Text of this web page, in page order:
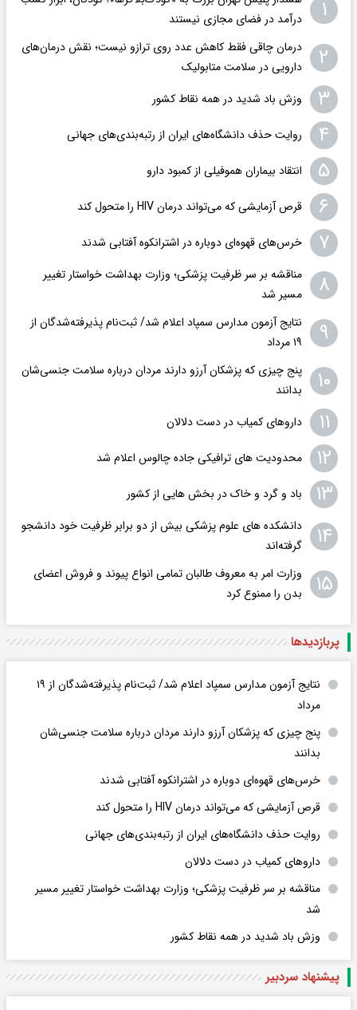
۱
درآمد در فضای مجازی نیستند
۲
درمان چاقی فقط کاهش عدد روی ترازو نیست؛ نقش درمان‌های
دارویی در سلامت متابولیک
۳ وزش باد شدید در همه نقاط کشور
۴ روایت حذف دانشگاه‌های ایران از رتبه‌بندی‌های جهانی
۵ انتقاد بیماران هموفیلی از کمبود دارو
۶ قرص آزمایشی که می‌تواند درمان HIV را متحول کند
۷ خرس‌های قهوه‌ای دوباره در اشترانکوه آفتابی شدند
۸
مناقشه بر سر ظرفیت پزشکی؛ وزارت بهداشت خواستار تغییر
مسیر شد
۹
نتایج آزمون مدارس سمپاد اعلام شد/ ثبت‌نام پذیرفته‌شدگان از
۱۹ مرداد
۱۰
پنج چیزی که پزشکان آرزو دارند مردان درباره سلامت جنسی‌شان
بدانند
۱۱ داروهای کمیاب در دست دلالان
۱۲ محدودیت های ترافیکی جاده چالوس اعلام شد
۱۳ باد و گرد و خاک در بخش هایی از کشور
۱۴
دانشکده های علوم پزشکی بیش از دو برابر ظرفیت خود دانشجو
گرفته‌اند
۱۵
وزارت امر به معروف طالبان تمامی انواع پیوند و فروش اعضای
بدن را ممنوع کرد
پربازدید‌ها
نتایج آزمون مدارس سمپاد اعلام شد/ ثبت‌نام پذیرفته‌شدگان از ۱۹
مرداد
پنج چیزی که پزشکان آرزو دارند مردان درباره سلامت جنسی‌شان
بدانند
خرس‌های قهوه‌ای دوباره در اشترانکوه آفتابی شدند
قرص آزمایشی که می‌تواند درمان HIV را متحول کند
روایت حذف دانشگاه‌های ایران از رتبه‌بندی‌های جهانی
داروهای کمیاب در دست دلالان
مناقشه بر سر ظرفیت پزشکی؛ وزارت بهداشت خواستار تغییر مسیر
شد
وزش باد شدید در همه نقاط کشور
پیشنهاد سردبیر